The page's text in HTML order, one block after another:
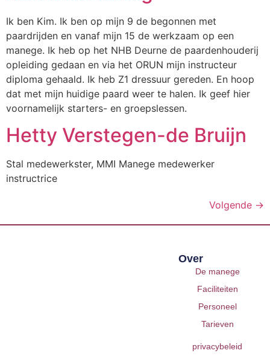
Ik ben Kim. Ik ben op mijn 9 de begonnen met
paardrijden en vanaf mijn 15 de werkzaam op een
manege. Ik heb op het NHB Deurne de paardenhouderij
opleiding gedaan en via het ORUN mijn instructeur
diploma gehaald. Ik heb Z1 dressuur gereden. En hoop
dat met mijn huidige paard weer te halen. Ik geef hier
voornamelijk starters- en groepslessen.
Hetty Verstegen-de Bruijn
Stal medewerkster, MMI Manege medewerker
instructrice
Volgende →
Over
De manege
Faciliteiten
Personeel
Tarieven
privacybeleid